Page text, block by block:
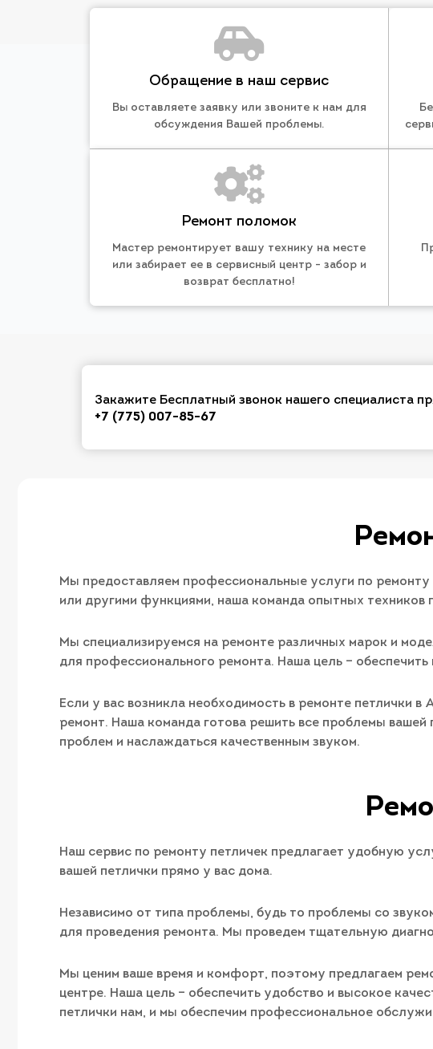
Обращение в наш сервис
Вы оставляете заявку или звоните к нам для
обсуждения Вашей проблемы.
Ремонт поломок
Мастер ремонтирует вашу технику на месте
или забирает ее в сервисный центр - забор и
возврат бесплатно!
Закажите Бесплатный звонок нашего специалиста
+7 (775) 007-85-67
Мы предоставляем профессиональные услуги по
или другими функциями, наша команда опытных техников
Мы специализируемся на ремонте различных марок и
для профессионального ремонта. Наша цель –
Если у вас возникла необходимость в ремонте петлички
ремонт. Наша команда готова решить все проблемы вашей
проблем и наслаждаться качественным звуком.
Наш сервис по ремонту петличек предлагает удобную
вашей петлички прямо у вас дома.
Независимо от типа проблемы, будь то проблемы со
для проведения ремонта. Мы проведем тщательную
Мы ценим ваше время и комфорт, поэтому предлагаем
центре. Наша цель – обеспечить удобство и высокое
петлички нам, и мы обеспечим профессиональное